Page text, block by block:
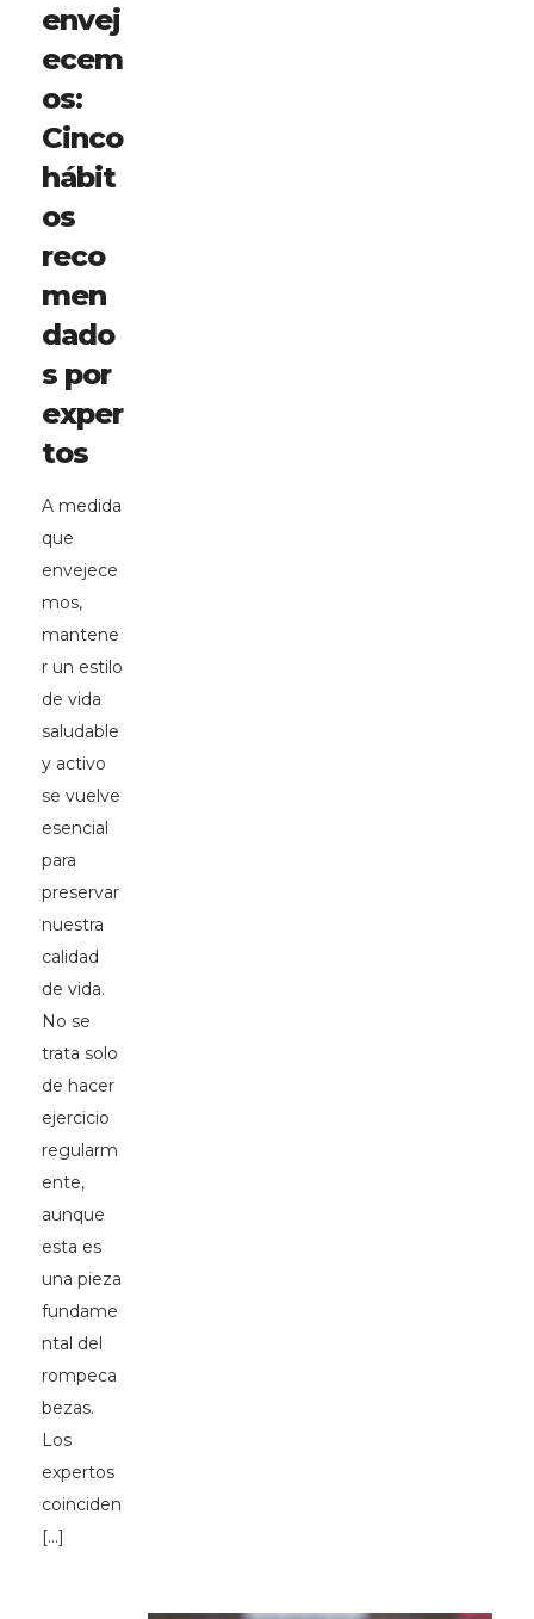
envej
ecem
os:
Cinco
hábit
os
reco
men
dado
s por
exper
tos
A medida
que
envejece
mos,
mantene
r un estilo
de vida
saludable
y activo
se vuelve
esencial
para
preservar
nuestra
calidad
de vida.
No se
trata solo
de hacer
ejercicio
regularm
ente,
aunque
esta es
una pieza
fundame
ntal del
rompeca
bezas.
Los
expertos
coinciden
[…]